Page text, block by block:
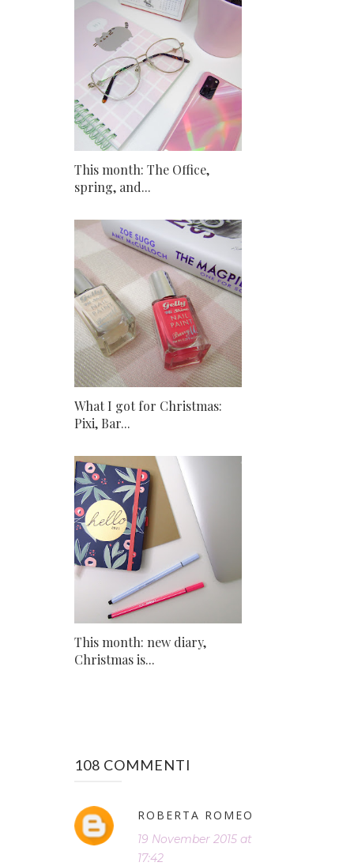
This month: The Office,
spring, and...
What I got for Christmas:
Pixi, Bar...
This month: new diary,
Christmas is...
108 COMMENTI
ROBERTA ROMEO
19 November 2015 at
17:42